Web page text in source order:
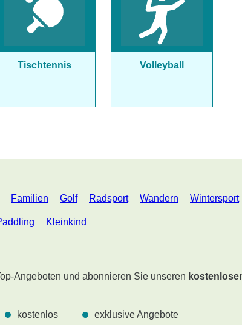
Tischtennis Volleyball
Familien Golf Radsport Wandern Wintersport
Kleinkind
Angeboten und abonnieren Sie unseren
kostenlos exklusive Angebote